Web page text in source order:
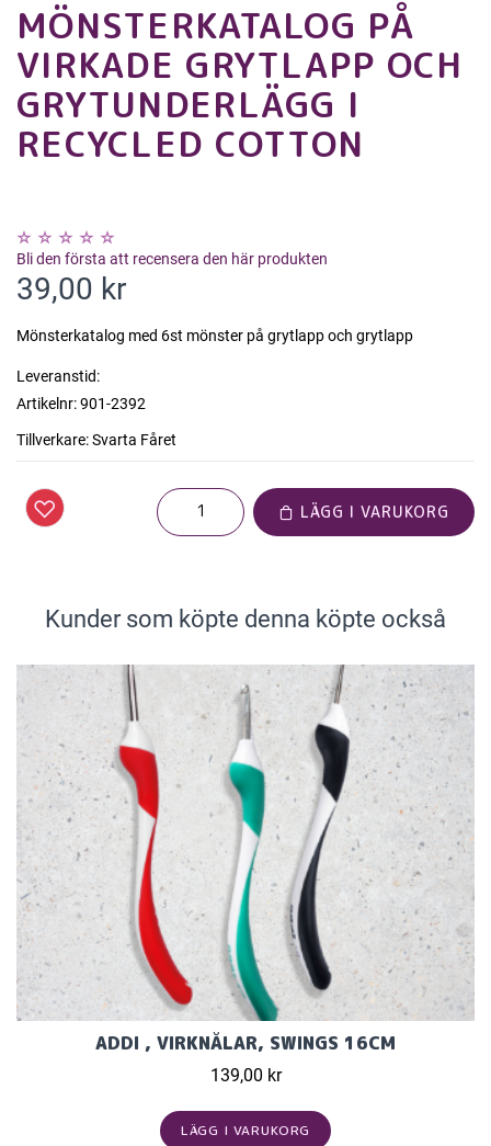
MÖNSTERKATALOG PÅ
VIRKADE GRYTLAPP OCH
GRYTUNDERLÄGG I
RECYCLED COTTON
Bli den första att recensera den här produkten
39,00 kr
Mönsterkatalog med 6st mönster på grytlapp och grytlapp
Leveranstid:
Artikelnr:901-2392
Tillverkare:Svarta Fåret
LÄGG I VARUKORG
Kunder som köpte denna köpte också
ADDI , VIRKNÅLAR, SWINGS 16CM
139,00 kr
LÄGG I VARUKORG